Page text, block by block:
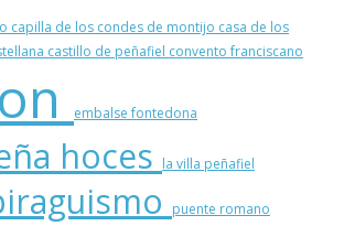
capilla de los condes de montijo casa de los
castillo de peñafiel convento franciscano
embalsefontedona
hoces la villa peñafiel
puente romano